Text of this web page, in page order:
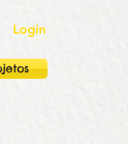
Login